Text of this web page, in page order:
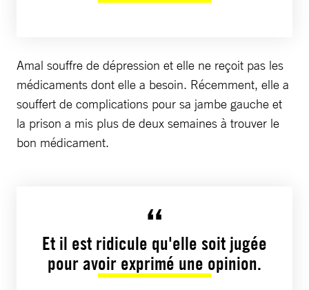
Amal souffre de dépression et elle ne reçoit pas les
médicaments dont elle a besoin. Récemment, elle a
souffert de complications pour sa jambe gauche et
la prison a mis plus de deux semaines à trouver le
bon médicament.
Et il est ridicule qu'elle soit jugée
pour avoir exprimé une opinion.